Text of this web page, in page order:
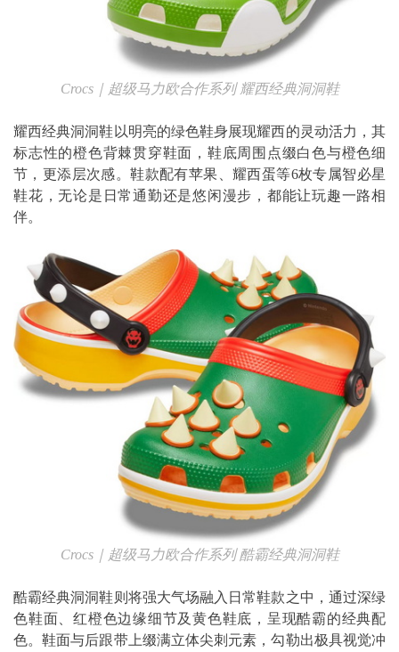
Crocs｜超级马力欧合作系列 耀西经典洞洞鞋
耀西经典洞洞鞋以明亮的绿色鞋身展现耀西的灵动活力，其
标志性的橙色背棘贯穿鞋面，鞋底周围点缀白色与橙色细
节，更添层次感。鞋款配有苹果、耀西蛋等6枚专属智必星
鞋花，无论是日常通勤还是悠闲漫步，都能让玩趣一路相
伴。
Crocs｜超级马力欧合作系列 酷霸经典洞洞鞋
酷霸经典洞洞鞋则将强大气场融入日常鞋款之中，通过深绿
色鞋面、红橙色边缘细节及黄色鞋底，呈现酷霸的经典配
色。鞋面与后跟带上缀满立体尖刺元素，勾勒出极具视觉冲